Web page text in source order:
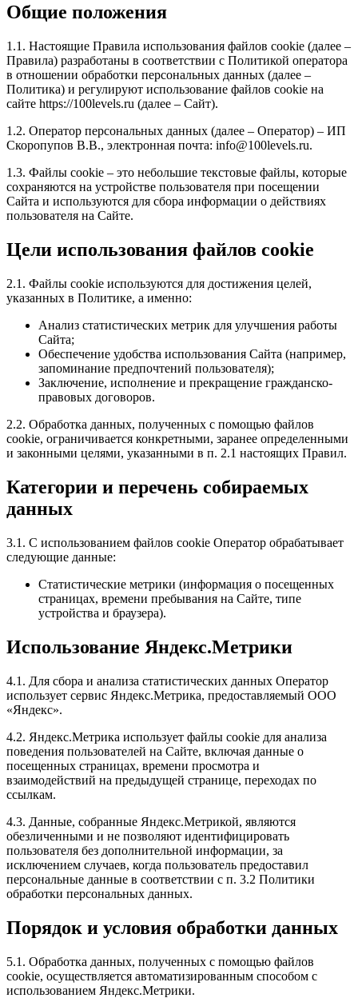
Общие положения
1.1. Настоящие Правила использования файлов cookie (далее –
Правила) разработаны в соответствии с Политикой оператора
в отношении обработки персональных данных (далее –
Политика) и регулируют использование файлов cookie на
сайте https://100levels.ru (далее – Сайт).
1.2. Оператор персональных данных (далее – Оператор) – ИП
Скоропупов В.В., электронная почта: info@100levels.ru.
1.3. Файлы cookie – это небольшие текстовые файлы, которые
сохраняются на устройстве пользователя при посещении
Сайта и используются для сбора информации о действиях
пользователя на Сайте.
Цели использования файлов cookie
2.1. Файлы cookie используются для достижения целей,
указанных в Политике, а именно:
Анализ статистических метрик для улучшения работы
Сайта;
Обеспечение удобства использования Сайта (например,
запоминание предпочтений пользователя);
Заключение, исполнение и прекращение гражданско-
правовых договоров.
2.2. Обработка данных, полученных с помощью файлов
cookie, ограничивается конкретными, заранее определенными
и законными целями, указанными в п. 2.1 настоящих Правил.
Категории и перечень собираемых
данных
3.1. С использованием файлов cookie Оператор обрабатывает
следующие данные:
Статистические метрики (информация о посещенных
страницах, времени пребывания на Сайте, типе
устройства и браузера).
Использование Яндекс.Метрики
4.1. Для сбора и анализа статистических данных Оператор
использует сервис Яндекс.Метрика, предоставляемый ООО
«Яндекс».
4.2. Яндекс.Метрика использует файлы cookie для анализа
поведения пользователей на Сайте, включая данные о
посещенных страницах, времени просмотра и
взаимодействий на предыдущей странице, переходах по
ссылкам.
4.3. Данные, собранные Яндекс.Метрикой, являются
обезличенными и не позволяют идентифицировать
пользователя без дополнительной информации, за
исключением случаев, когда пользователь предоставил
персональные данные в соответствии с п. 3.2 Политики
обработки персональных данных.
Порядок и условия обработки данных
5.1. Обработка данных, полученных с помощью файлов
cookie, осуществляется автоматизированным способом с
использованием Яндекс.Метрики.